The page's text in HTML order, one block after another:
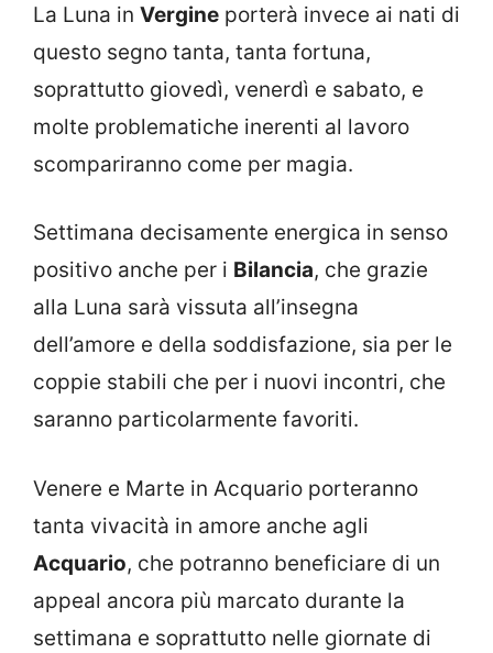
La Luna in Vergine porterà invece ai nati di
questo segno tanta, tanta fortuna,
soprattutto giovedì, venerdì e sabato, e
molte problematiche inerenti al lavoro
scompariranno come per magia.
Settimana decisamente energica in senso
positivo anche per i Bilancia, che grazie
alla Luna sarà vissuta all’insegna
dell’amore e della soddisfazione, sia per le
coppie stabili che per i nuovi incontri, che
saranno particolarmente favoriti.
Venere e Marte in Acquario porteranno
tanta vivacità in amore anche agli
Acquario, che potranno beneficiare di un
appeal ancora più marcato durante la
settimana e soprattutto nelle giornate di